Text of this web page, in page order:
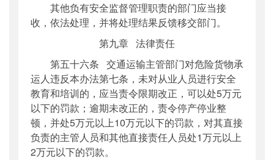
其他负有安全监督管理职责的部门应当接
收，依法处理，并将处理结果反馈移交部门。
第九章 法律责任
第五十六条 交通运输主管部门对危险货物承
运人违反本办法第七条，未对从业人员进行安全
教育和培训的，应当责令限期改正，可以处5万元
以下的罚款；逾期未改正的，责令停产停业整
顿，并处5万元以上10万元以下的罚款，对其直接
负责的主管人员和其他直接责任人员处1万元以上
2万元以下的罚款。